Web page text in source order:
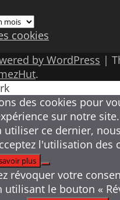
cookies
by WordPress |
.
des cookies pour
sur notre
utiliser ce dernier,
l'utilisation des
plus
révoquer votre
utilisant le bouton «